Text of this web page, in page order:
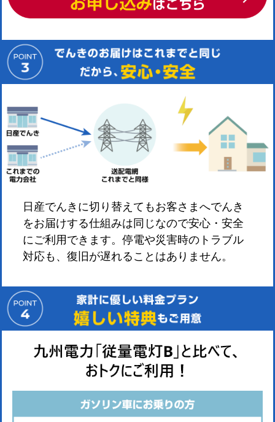
日産でんきに切り替えてもお客さまへでんき
をお届けする仕組みは同じなので安心・安全
にご利用できます。停電や災害時のトラブル
対応も、復旧が遅れることはありません。